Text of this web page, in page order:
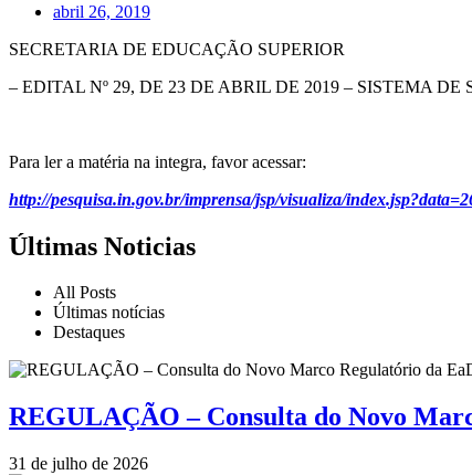
abril 26, 2019
SECRETARIA DE EDUCAÇÃO SUPERIOR
– EDITAL Nº 29, DE 23 DE ABRIL DE 2019 – SISTEMA
Para ler a matéria na integra, favor acessar:
http://pesquisa.in.gov.br/imprensa/jsp/visualiza/
Últimas Noticias
All Posts
Últimas notícias
Destaques
REGULAÇÃO – Consulta do Novo
31 de julho de 2026